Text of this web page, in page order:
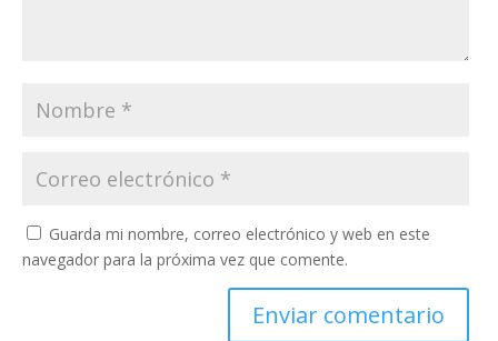
Guarda mi nombre, correo electrónico y web en este
navegador para la próxima vez que comente.